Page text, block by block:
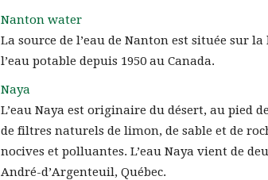
Nanton water
La source de l’eau de Nanton est située sur
l’eau potable depuis 1950 au Canada.
Naya
L’eau Naya est originaire du désert, au pied
de filtres naturels de limon, de sable et de
nocives et polluantes. L’eau Naya vient de
André-d’Argenteuil, Québec.